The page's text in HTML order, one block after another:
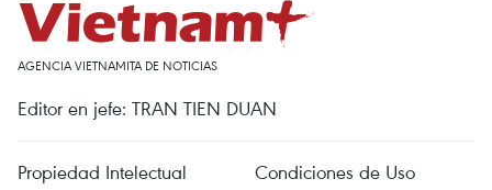
AGENCIA VIETNAMITA DE NOTICIAS
Editor en jefe: TRAN TIEN DUAN
Propiedad Intelectual
Condiciones de Uso